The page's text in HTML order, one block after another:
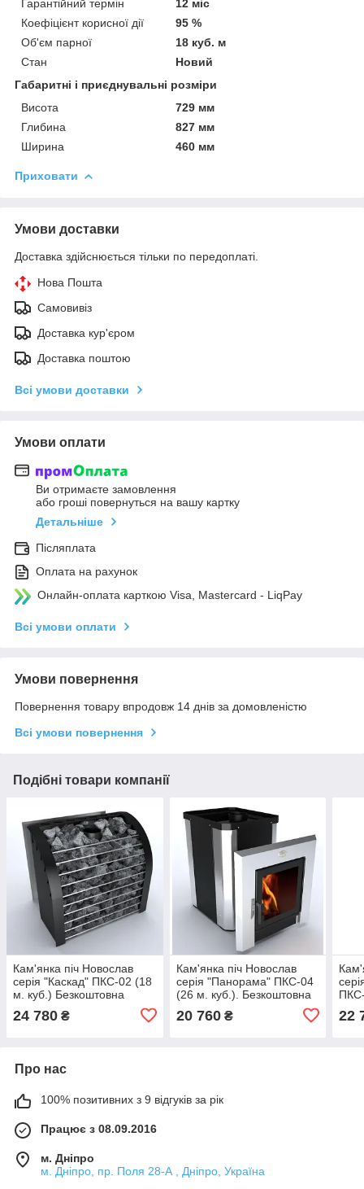
Гарантійний термін
12 міс
Коефіцієнт корисної дії
95 %
Об'єм парної
18 куб. м
Стан
Новий
Габаритні і приєднувальні розміри
Висота
729 мм
Глибина
827 мм
Ширина
460 мм
Приховати
Умови доставки
Доставка здійснюється тільки по передоплаті.
Нова Пошта
Самовивіз
Доставка кур'єром
Доставка поштою
Всі умови доставки
Умови оплати
Ви отримаєте замовлення
або гроші повернуться на вашу картку
Детальніше
Післяплата
Оплата на рахунок
Онлайн-оплата карткою Visa, Mastercard - LiqPay
Всі умови оплати
Умови повернення
Повернення товару впродовж 14 днів за домовленістю
Всі умови повернення
Подібні товари компанії
Кам'янка піч Новослав
серія "Каскад" ПКС-02 (18
м. куб.) Безкоштовна
24 780 ₴
Кам'янка піч Новослав
серія "Панорама" ПКС-04
(26 м. куб.). Безкоштовна
20 760₴ 22
Про нас
100% позитивних з 9 відгуків за рік
Працює з 08.09.2016
м. Дніпро
м. Дніпро, пр. Поля 28-А , Дніпро, Україна